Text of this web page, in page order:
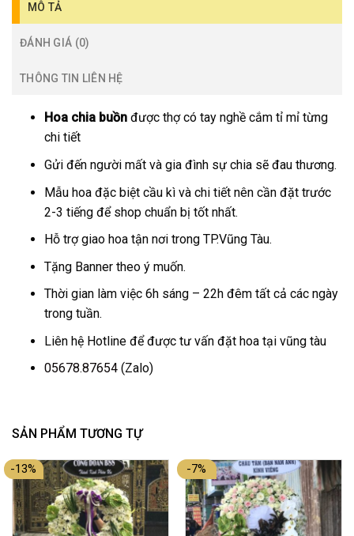
MÔ TẢ
ĐÁNH GIÁ (0)
THÔNG TIN LIÊN HỆ
Hoa chia buồn được thợ có tay nghề cắm tỉ mỉ từng
chi tiết
Gửi đến người mất và gia đình sự chia sẽ đau thương.
Mẫu hoa đặc biệt cầu kì và chi tiết nên cần đặt trước
2-3 tiếng để shop chuẩn bị tốt nhất.
Hỗ trợ giao hoa tận nơi trong TP.Vũng Tàu.
Tặng Banner theo ý muốn.
Thời gian làm việc 6h sáng – 22h đêm tất cả các ngày
trong tuần.
Liên hệ Hotline để được tư vấn đặt hoa tại vũng tàu
05678.87654(Zalo)
SẢN PHẨM TƯƠNG TỰ
-13% -7%